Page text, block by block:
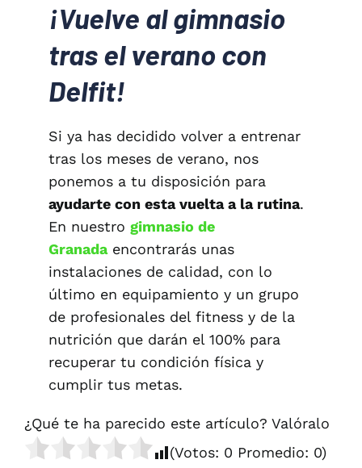
¡Vuelve al gimnasio
tras el verano con
Delfit!
Si ya has decidido volver a entrenar
tras los meses de verano, nos
ponemos a tu disposición para
ayudarte con esta vuelta a la rutina.
En nuestro gimnasio de
Granadaencontrarás unas
instalaciones de calidad, con lo
último en equipamiento y un grupo
de profesionales del fitness y de la
nutrición que darán el 100% para
recuperar tu condición física y
cumplir tus metas.
¿Qué te ha parecido este artículo? Valóralo
(Votos: 0 Promedio: 0)